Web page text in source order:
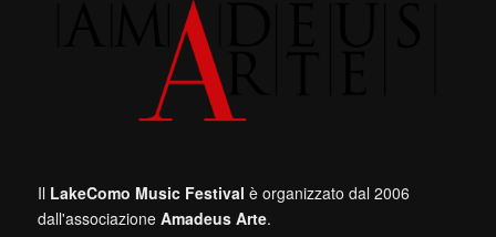
Il LakeComo Music Festival è organizzato dal 2006
dall'associazione Amadeus Arte.